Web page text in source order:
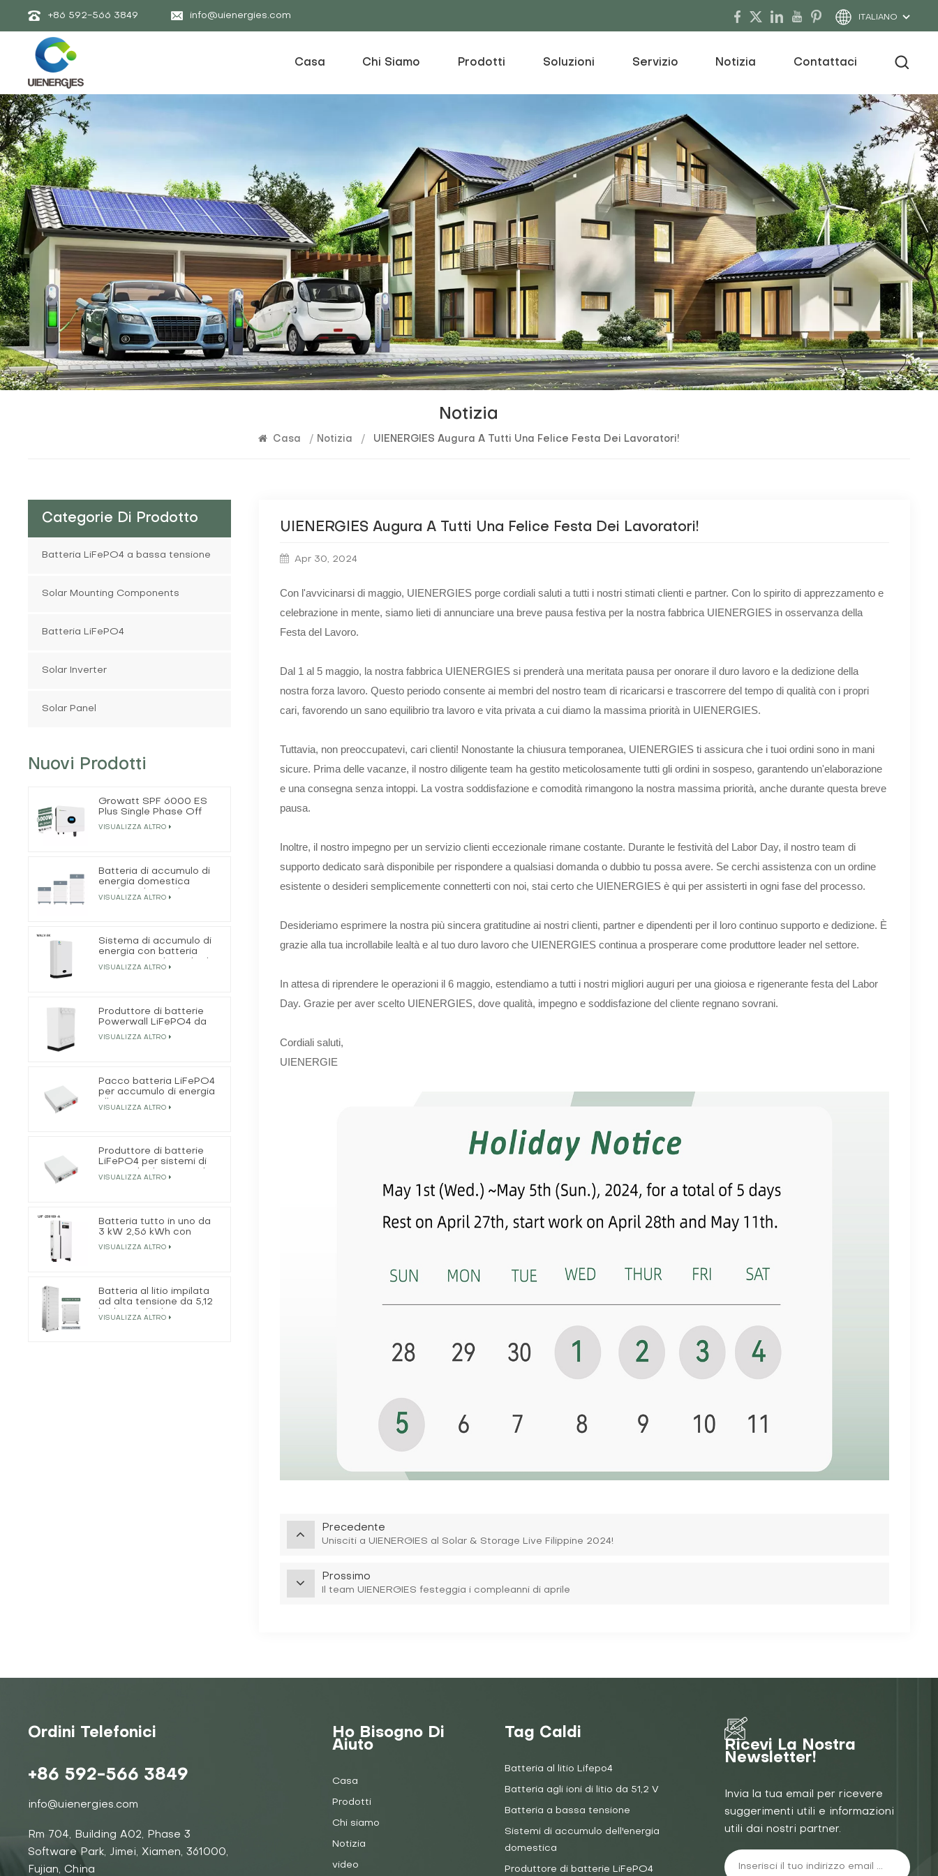
+86 592-566 3849 info@uienergies.com ITALIANO
Casa Chi Siamo Prodotti Soluzioni Servizio Notizia Contattaci
Notizia
Casa / Notizia / UIENERGIES Augura A Tutti Una Felice Festa Dei Lavoratori!
UIENERGIES Augura A Tutti Una Felice Festa Dei Lavoratori!
Apr 30, 2024
Con l'avvicinarsi di maggio, UIENERGIES porge cordiali saluti a tutti i nostri stimati clienti e partner. Con lo spirito di apprezzamento e
celebrazione in mente, siamo lieti di annunciare una breve pausa festiva per la nostra fabbrica UIENERGIES in osservanza della
Festa del Lavoro.
Dal 1 al 5 maggio, la nostra fabbrica UIENERGIES si prenderà una meritata pausa per onorare il duro lavoro e la dedizione della
nostra forza lavoro. Questo periodo consente ai membri del nostro team di ricaricarsi e trascorrere del tempo di qualità con i propri
cari, favorendo un sano equilibrio tra lavoro e vita privata a cui diamo la massima priorità in UIENERGIES.
Tuttavia, non preoccupatevi, cari clienti! Nonostante la chiusura temporanea, UIENERGIES ti assicura che i tuoi ordini sono in mani
sicure. Prima delle vacanze, il nostro diligente team ha gestito meticolosamente tutti gli ordini in sospeso, garantendo un'elaborazione
e una consegna senza intoppi. La vostra soddisfazione e comodità rimangono la nostra massima priorità, anche durante questa breve
pausa.
Inoltre, il nostro impegno per un servizio clienti eccezionale rimane costante. Durante le festività del Labor Day, il nostro team di
supporto dedicato sarà disponibile per rispondere a qualsiasi domanda o dubbio tu possa avere. Se cerchi assistenza con un ordine
esistente o desideri semplicemente connetterti con noi, stai certo che UIENERGIES è qui per assisterti in ogni fase del processo.
Desideriamo esprimere la nostra più sincera gratitudine ai nostri clienti, partner e dipendenti per il loro continuo supporto e dedizione. È
grazie alla tua incrollabile lealtà e al tuo duro lavoro che UIENERGIES continua a prosperare come produttore leader nel settore.
In attesa di riprendere le operazioni il 6 maggio, estendiamo a tutti i nostri migliori auguri per una gioiosa e rigenerante festa del Labor
Day. Grazie per aver scelto UIENERGIES, dove qualità, impegno e soddisfazione del cliente regnano sovrani.
Cordiali saluti,
UIENERGIE
Precedente
Unisciti a UIENERGIES al Solar & Storage Live Filippine 2024!
Prossimo
Il team UIENERGIES festeggia i compleanni di aprile
Categorie Di Prodotto
Batteria LiFePO4 a bassa tensione
Solar Mounting Components
Batteria LiFePO4
Solar Inverter
Solar Panel
Nuovi Prodotti
Growatt SPF 6000 ES
Plus Single Phase Off
Grid Solar Inverter
VISUALIZZA ALTRO
Batteria di accumulo di
energia domestica
VISUALIZZA ALTRO
Sistema di accumulo di
energia con batteria
VISUALIZZA ALTRO
Produttore di batterie
Powerwall LiFePO4 da
51,2 V 200 Ah 10 kWh
VISUALIZZA ALTRO
Pacco batteria LiFePO4
per accumulo di energia
VISUALIZZA ALTRO
Produttore di batterie
LiFePO4 per sistemi di
VISUALIZZA ALTRO
Batteria tutto in uno da
3 kW 2,56 kWh con
inverter solare off-grid
VISUALIZZA ALTRO
Batteria al litio impilata
ad alta tensione da 5,12
VISUALIZZA ALTRO
Ordini Telefonici
+86 592-566 3849
info@uienergies.com
Rm 704, Building A02, Phase 3
Software Park, Jimei, Xiamen, 361000,
Fujian, China
Ho Bisogno Di
Aiuto
Casa
Prodotti
Chi siamo
Notizia
video
Tag Caldi
Batteria al litio Lifepo4
Batteria agli ioni di litio da 51,2 V
Batteria a bassa tensione
Sistemi di accumulo dell'energia
domestica
Produttore di batterie LiFePO4
Ricevi La Nostra
Newsletter!
Invia la tua email per ricevere
suggerimenti utili e informazioni
utili dai nostri partner.